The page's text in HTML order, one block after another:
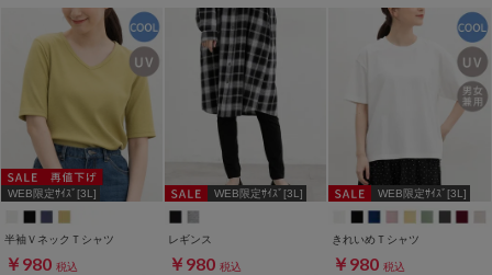
WEB限定ｻｲｽﾞ[3L]
半袖ＶネックＴシャツ
￥980 税込
WEB限定ｻｲｽﾞ[3L]
レギンス
￥980 税込
WEB限定ｻｲｽﾞ[3L]
きれいめＴシャツ
￥980 税込